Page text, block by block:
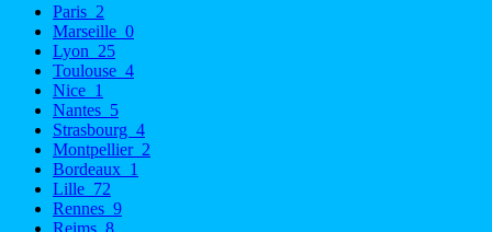
Paris 2
Marseille 0
Lyon 25
Toulouse 4
Nice 1
Nantes 5
Strasbourg 4
Montpellier 2
Bordeaux 1
Lille 72
Rennes 9
Reims 8